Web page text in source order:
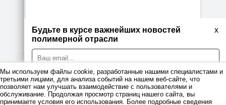
x
Будьте в курсе важнейших новостей
полимерной отрасли
Я даю согласие на обработку персональных данных
© 2026
Правовая информация
Мы используем файлы cookie, разработанные нашими специалистами и
третьими лицами, для анализа событий на нашем веб-сайте, что
позволяет нам улучшать взаимодействие с пользователями и
обслуживание. Продолжая просмотр страниц нашего сайта, вы
принимаете условия его использования. Более подробные сведения